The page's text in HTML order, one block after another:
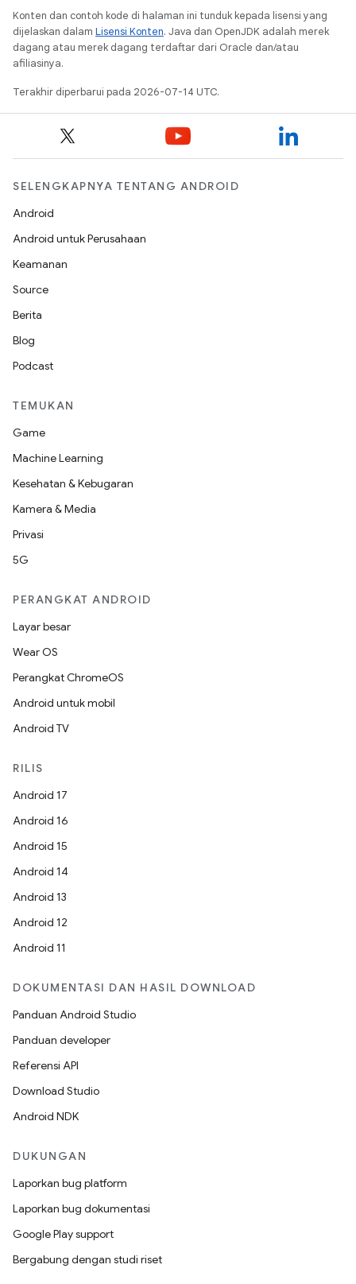
Konten dan contoh kode di halaman ini tunduk kepada lisensi yang
dijelaskan dalam Lisensi Konten. Java dan OpenJDK adalah merek
dagang atau merek dagang terdaftar dari Oracle dan/atau
afiliasinya.
Terakhir diperbarui pada 2026-07-14 UTC.
SELENGKAPNYA TENTANG ANDROID
Android
Android untuk Perusahaan
Keamanan
Source
Berita
Blog
Podcast
TEMUKAN
Game
Machine Learning
Kesehatan & Kebugaran
Kamera & Media
Privasi
5G
PERANGKAT ANDROID
Layar besar
Wear OS
Perangkat ChromeOS
Android untuk mobil
Android TV
RILIS
Android 17
Android 16
Android 15
Android 14
Android 13
Android 12
Android 11
DOKUMENTASI DAN HASIL DOWNLOAD
Panduan Android Studio
Panduan developer
Referensi API
Download Studio
Android NDK
DUKUNGAN
Laporkan bug platform
Laporkan bug dokumentasi
Google Play support
Bergabung dengan studi riset